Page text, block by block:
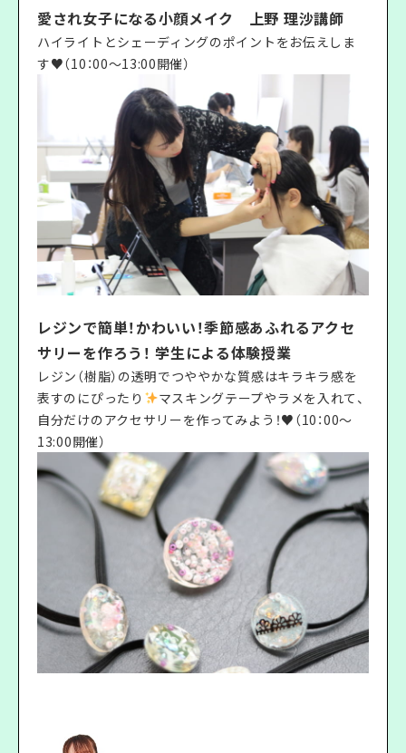
愛され女子になる小顔メイク 上野 理沙講師
ハイライトとシェーディングのポイントをお伝えしま
す♥（10：00〜13:00開催）
レジンで簡単！かわいい！季節感あふれるアクセ
サリーを作ろう！ 学生による体験授業
レジン（樹脂）の透明でつややかな質感はキラキラ感を
表すのにぴったり
マスキングテープやラメを入れて、
自分だけのアクセサリーを作ってみよう！♥（10：00〜
13:00開催）